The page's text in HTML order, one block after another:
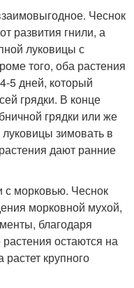
Чеснок
развития гнили, а
луковицы с
того, оба растения
5 дней, который
грядки. В конце
грядки или же
зимовать в
дают ранние
морковью. Чеснок
морковной мухой,
благодаря
остаются на
крупного